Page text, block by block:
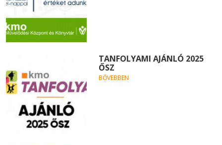
TANFOLYAMI AJÁNLÓ 2025
ŐSZ
BŐVEBBEN